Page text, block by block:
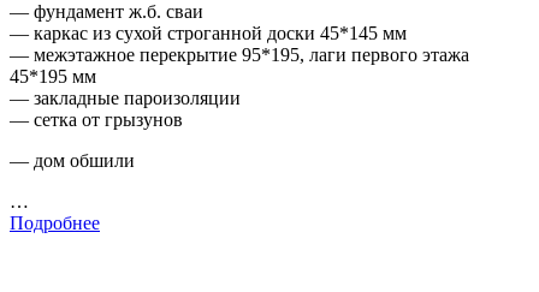
— фундамент ж.б. сваи
— каркас из сухой строганной доски 45*145 мм
— межэтажное перекрытие 95*195, лаги первого этажа
45*195 мм
— закладные пароизоляции
— сетка от грызунов
— дом обшили
…
Подробнее